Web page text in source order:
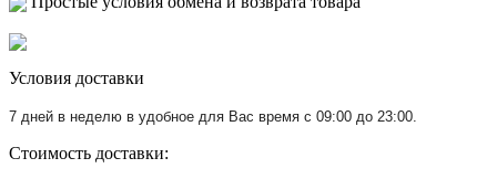
Условия доставки
7 дней в неделю в удобное для Вас время с 09:00 до 23:00.
Стоимость доставки: